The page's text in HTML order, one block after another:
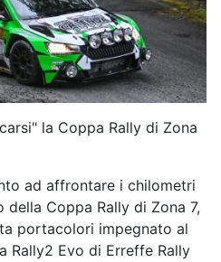
la Coppa Rally di Zona
ad affrontare i chilometri
Coppa Rally di Zona 7,
portacolori impegnato al
Rally2 Evo di Erreffe Rally